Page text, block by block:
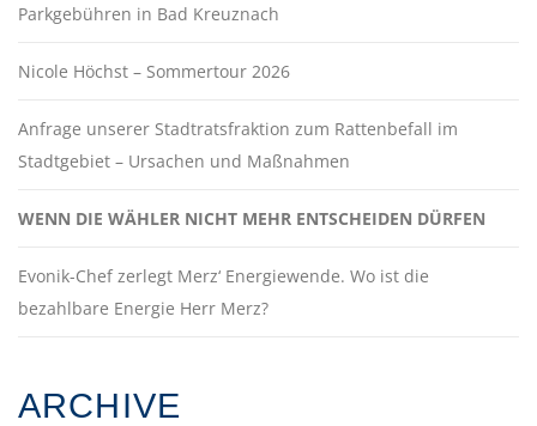
Parkgebühren in Bad Kreuznach
Nicole Höchst – Sommertour 2026
Anfrage unserer Stadtratsfraktion zum Rattenbefall im
Stadtgebiet – Ursachen und Maßnahmen
WENN DIE WÄHLER NICHT MEHR ENTSCHEIDEN DÜRFEN
Evonik-Chef zerlegt Merz‘ Energiewende. Wo ist die
bezahlbare Energie Herr Merz?
ARCHIVE